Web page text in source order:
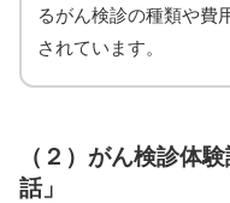
るがん検診の種類や費
されています。
（２）がん検診体
話」